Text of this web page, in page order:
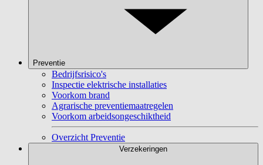
Preventie
Bedrijfsrisico's
Inspectie elektrische installaties
Voorkom brand
Agrarische preventiemaatregelen
Voorkom arbeidsongeschiktheid
Overzicht Preventie
Verzekeringen